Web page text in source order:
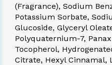
(Fragrance), Sodium
Potassium Sorbate,
Glucoside, Glyceryl
Polyquaternium-7,
Tocopherol,
Citrate, Hexyl Cinnamal,